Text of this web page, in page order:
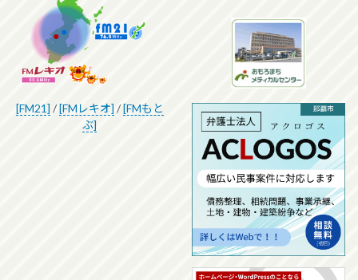
[FM21] /[FMレキオ] /[FMもと
ぶ]